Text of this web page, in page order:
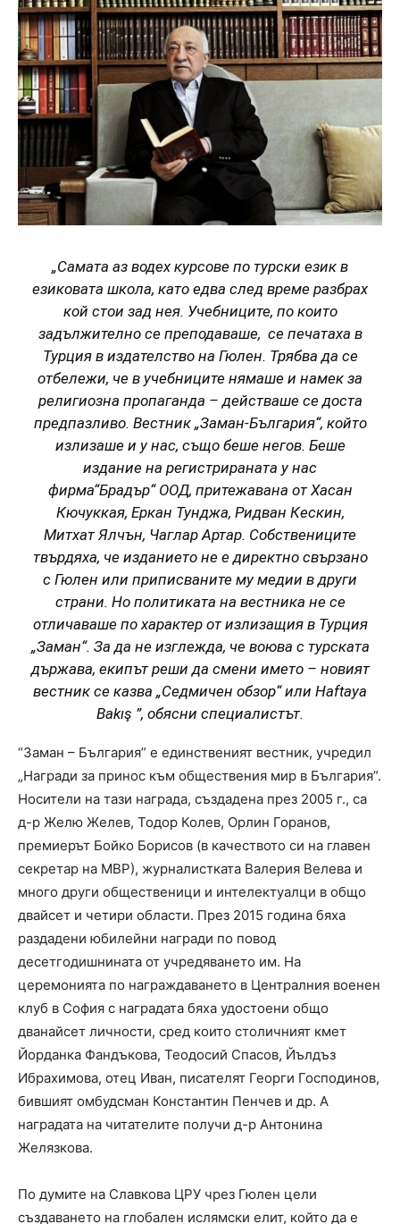
„Самата аз водех курсове по турски език в
езиковата школа, като едва след време разбрах
кой стои зад нея. Учебниците, по които
задължително се преподаваше, се печатаха в
Турция в издателство на Гюлен. Трябва да се
отбележи, че в учебниците нямаше и намек за
религиозна пропаганда – действаше се доста
предпазливо. Вестник „Заман-България“, който
излизаше и у нас, също беше негов. Беше
издание на регистрираната у нас
фирма“Брадър“ ООД, притежавана от Хасан
Кючуккая, Еркан Тунджа, Ридван Кескин,
Митхат Ялчън, Чаглар Артар. Собствениците
твърдяха, че изданието не е директно свързано
с Гюлен или приписваните му медии в други
страни. Но политиката на вестника не се
отличаваше по характер от излизащия в Турция
„Заман“. За да не изглежда, че воюва с турската
държава, екипът реши да смени името – новият
вестник се казва „Седмичен обзор“ или Haftaya
Bakış ”, обясни специалистът.
“Заман – България” е единственият вестник, учредил
„Награди за принос към обществения мир в България”.
Носители на тази награда, създадена през 2005 г., са
д-р Желю Желев, Тодор Колев, Орлин Горанов,
премиерът Бойко Борисов (в качеството си на главен
секретар на МВР), журналистката Валерия Велева и
много други общественици и интелектуалци в общо
двайсет и четири области. През 2015 година бяха
раздадени юбилейни награди по повод
десетгодишнината от учредяването им. На
церемонията по награждаването в Централния военен
клуб в София с наградата бяха удостоени общо
дванайсет личности, сред които столичният кмет
Йорданка Фандъкова, Теодосий Спасов, Йълдъз
Ибрахимова, отец Иван, писателят Георги Господинов,
бившият омбудсман Константин Пенчев и др. А
наградата на читателите получи д-р Антонина
Желязкова.
По думите на Славкова ЦРУ чрез Гюлен цели
създаването на глобален ислямски елит, който да е